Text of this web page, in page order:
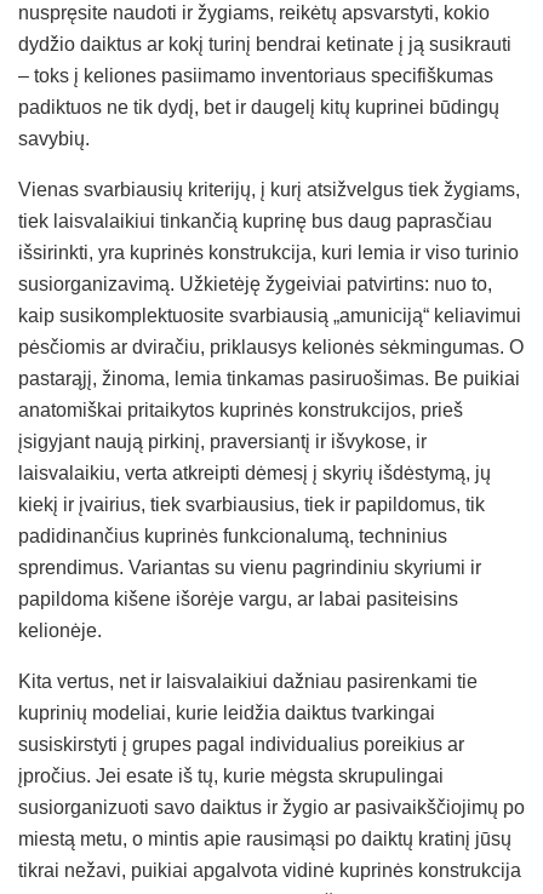
nuspręsite naudoti ir žygiams, reikėtų apsvarstyti, kokio
dydžio daiktus ar kokį turinį bendrai ketinate į ją susikrauti
– toks į keliones pasiimamo inventoriaus specifiškumas
padiktuos ne tik dydį, bet ir daugelį kitų kuprinei būdingų
savybių.
Vienas svarbiausių kriterijų, į kurį atsižvelgus tiek žygiams,
tiek laisvalaikiui tinkančią kuprinę bus daug paprasčiau
išsirinkti, yra kuprinės konstrukcija, kuri lemia ir viso turinio
susiorganizavimą. Užkietėję žygeiviai patvirtins: nuo to,
kaip susikomplektuosite svarbiausią „amuniciją“ keliavimui
pėsčiomis ar dviračiu, priklausys kelionės sėkmingumas. O
pastarąjį, žinoma, lemia tinkamas pasiruošimas. Be puikiai
anatomiškai pritaikytos kuprinės konstrukcijos, prieš
įsigyjant naują pirkinį, praversiantį ir išvykose, ir
laisvalaikiu, verta atkreipti dėmesį į skyrių išdėstymą, jų
kiekį ir įvairius, tiek svarbiausius, tiek ir papildomus, tik
padidinančius kuprinės funkcionalumą, techninius
sprendimus. Variantas su vienu pagrindiniu skyriumi ir
papildoma kišene išorėje vargu, ar labai pasiteisins
kelionėje.
Kita vertus, net ir laisvalaikiui dažniau pasirenkami tie
kuprinių modeliai, kurie leidžia daiktus tvarkingai
susiskirstyti į grupes pagal individualius poreikius ar
įpročius. Jei esate iš tų, kurie mėgsta skrupulingai
susiorganizuoti savo daiktus ir žygio ar pasivaikščiojimų po
miestą metu, o mintis apie rausimąsi po daiktų kratinį jūsų
tikrai nežavi, puikiai apgalvota vidinė kuprinės konstrukcija